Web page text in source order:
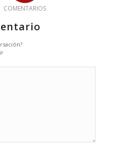
COMENTARIOS